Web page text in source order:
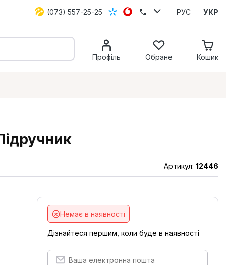
(073) 557-25-25 РУС УКР
Профіль Обране Кошик
Артикул: 12446
Немає в наявності
Дізнайтеся першим, коли буде в наявності